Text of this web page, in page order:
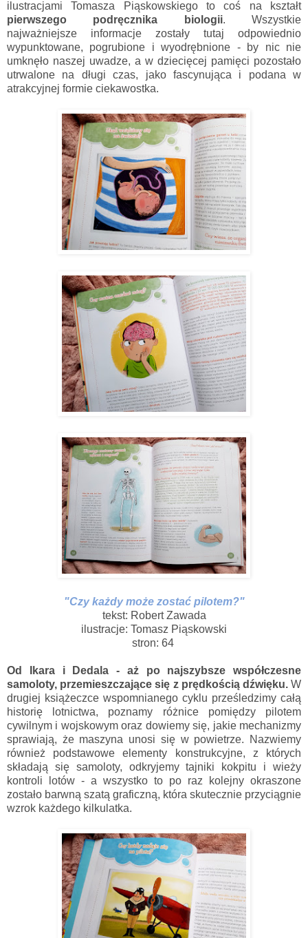
ilustracjami Tomasza Piąskowskiego to coś na kształt
pierwszego podręcznika biologii. Wszystkie
najważniejsze informacje zostały tutaj odpowiednio
wypunktowane, pogrubione i wyodrębnione - by nic nie
umknęło naszej uwadze, a w dziecięcej pamięci pozostało
utrwalone na długi czas, jako fascynująca i podana w
atrakcyjnej formie ciekawostka.
"Czy każdy może zostać pilotem?"
tekst: Robert Zawada
ilustracje: Tomasz Piąskowski
stron: 64
Od Ikara i Dedala - aż po najszybsze współczesne
samoloty, przemieszczające się z prędkością dźwięku.W
drugiej książeczce wspomnianego cyklu prześledzimy całą
historię lotnictwa, poznamy różnice pomiędzy pilotem
cywilnym i wojskowym oraz dowiemy się, jakie mechanizmy
sprawiają, że maszyna unosi się w powietrze. Nazwiemy
również podstawowe elementy konstrukcyjne, z których
składają się samoloty, odkryjemy tajniki kokpitu i wieży
kontroli lotów - a wszystko to po raz kolejny okraszone
zostało barwną szatą graficzną, która skutecznie przyciągnie
wzrok każdego kilkulatka.